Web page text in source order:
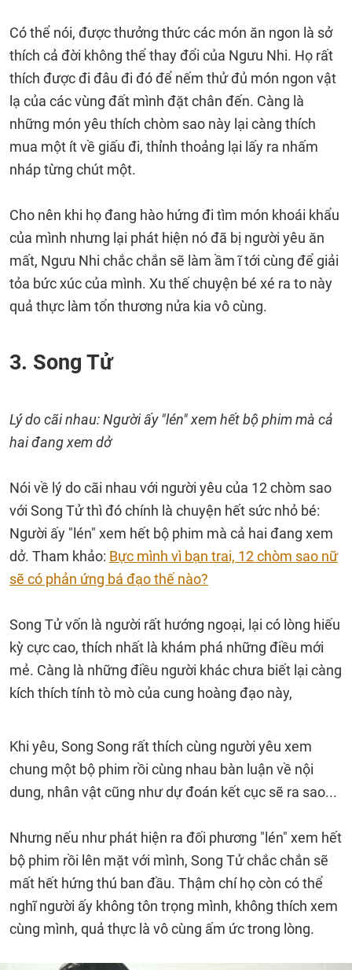
Có thể nói, được thưởng thức các món ăn ngon là sở
thích cả đời không thể thay đổi của Ngưu Nhi. Họ rất
thích được đi đâu đi đó để nếm thử đủ món ngon vật
lạ của các vùng đất mình đặt chân đến. Càng là
những món yêu thích chòm sao này lại càng thích
mua một ít về giấu đi, thỉnh thoảng lại lấy ra nhấm
nháp từng chút một.
Cho nên khi họ đang hào hứng đi tìm món khoái khẩu
của mình nhưng lại phát hiện nó đã bị người yêu ăn
mất, Ngưu Nhi chắc chắn sẽ làm ầm ĩ tới cùng để giải
tỏa bức xúc của mình. Xu thế chuyện bé xé ra to này
quả thực làm tổn thương nửa kia vô cùng.
3. Song Tử
Lý do cãi nhau: Người ấy "lén" xem hết bộ phim mà cả
hai đang xem dở
Nói về lý do cãi nhau với người yêu của 12 chòm sao
với Song Tử thì đó chính là chuyện hết sức nhỏ bé:
Người ấy "lén" xem hết bộ phim mà cả hai đang xem
dở. Tham khảo: Bực mình vì bạn trai, 12 chòm sao nữ
sẽ có phản ứng bá đạo thế nào?
Song Tử vốn là người rất hướng ngoại, lại có lòng hiếu
kỳ cực cao, thích nhất là khám phá những điều mới
mẻ. Càng là những điều người khác chưa biết lại càng
kích thích tính tò mò của cung hoàng đạo này,
Khi yêu, Song Song rất thích cùng người yêu xem
chung một bộ phim rồi cùng nhau bàn luận về nội
dung, nhân vật cũng như dự đoán kết cục sẽ ra sao...
Nhưng nếu như phát hiện ra đối phương "lén" xem hết
bộ phim rồi lên mặt với mình, Song Tử chắc chắn sẽ
mất hết hứng thú ban đầu. Thậm chí họ còn có thể
nghĩ người ấy không tôn trọng mình, không thích xem
cùng mình, quả thực là vô cùng ấm ức trong lòng.